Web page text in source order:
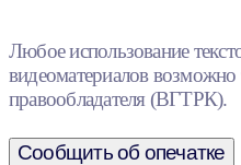
Любое использование
видеоматериалов возможно
правообладателя (ВГТРК).
Сообщить об опечатке